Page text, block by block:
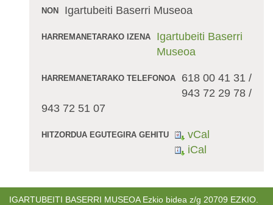
NON Igartubeiti Baserri Museoa
HARREMANETARAKO IZENA
Igartubeiti Baserri
Museoa
HARREMANETARAKO TELEFONOA
618 00 41 31 /
943 72 29 78 /
943 72 51 07
HITZORDUA EGUTEGIRA GEHITU
vCal
iCal
IGARTUBEITI BASERRI MUSEOA Ezkio bidea z/g 20709 EZKIO.